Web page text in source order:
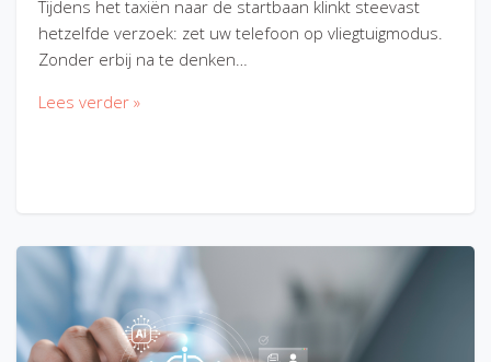
Tijdens het taxiën naar de startbaan klinkt steevast
hetzelfde verzoek: zet uw telefoon op vliegtuigmodus.
Zonder erbij na te denken…
Lees verder »